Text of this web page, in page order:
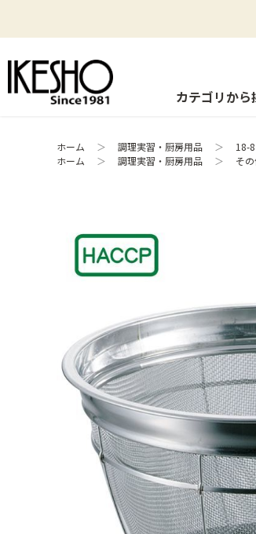
カテゴリから
ホーム ＞ 調理実習・厨房用品 ＞
18-
ホーム
＞ 調理実習・厨房用品 ＞ そ